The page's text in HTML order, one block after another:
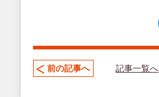
前の記事へ 記事一覧へ